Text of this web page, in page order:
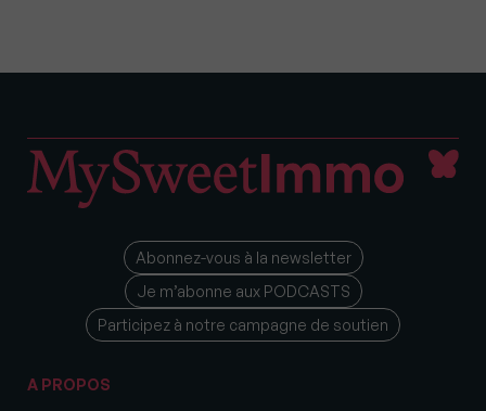
Abonnez-vous à la newsletter
Je m’abonne aux PODCASTS
Participez à notre campagne de soutien
A PROPOS